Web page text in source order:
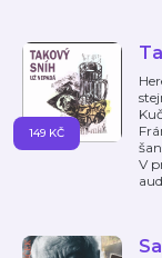
V
149 KČ